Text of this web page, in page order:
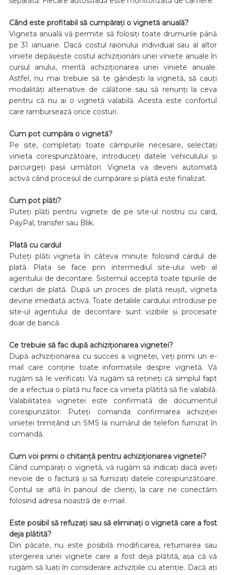
Când este profitabil să cumpărați o vignetă anuală?
Vigneta anuală vă permite să folosiți toate drumurile până
pe 31 ianuarie. Dacă costul raionului individual sau al altor
viniete depășește costul achiziționării unei viniete anuale în
cursul anului, merită achiziționarea unei viniete anuale.
Astfel, nu mai trebuie să te gândești la vignetă, să cauți
modalități alternative de călătorie sau să renunți la ceva
pentru că nu ai o vignetă valabilă. Acesta este confortul
care rambursează orice costuri.
Cum pot cumpăra o vignetă?
Pe site, completați toate câmpurile necesare, selectați
vinieta corespunzătoare, introduceți datele vehiculului și
parcurgeți pașii următori. Vigneta va deveni automată
activă când procesul de cumpărare și plată este finalizat.
Cum pot plăti?
Puteți plăti pentru vignete de pe site-ul nostru cu card,
PayPal, transfer sau Blik.
Plată cu cardul
Puteți plăti vigneta în câteva minute folosind cardul de
plată. Plata se face prin intermediul site-ului web al
agentului de decontare. Sistemul acceptă toate tipurile de
carduri de plată. După un proces de plată reușit, vigneta
devine imediată activă. Toate detaliile cardului introduse pe
site-ul agentului de decontare sunt vizibile și procesate
doar de bancă.
Ce trebuie să fac după achiziționarea vignetei?
După achiziționarea cu succes a vignetei, veți primi un e-
mail care conține toate informațiile despre vignetă. Vă
rugăm să le verificați. Vă rugăm să rețineți că simplul fapt
de a efectua o plată nu face ca vinieta plătită să fie valabilă.
Valabilitatea vignetei este confirmată de documentul
corespunzător. Puteți comanda confirmarea achiziției
vinietei trimițând un SMS la numărul de telefon furnizat în
comandă.
Cum voi primi o chitanță pentru achiziționarea vignetei?
Când cumpărați o vignetă, vă rugăm să indicați dacă aveți
nevoie de o factură și să furnizați datele corespunzătoare.
Contul se află în panoul de clienți, la care ne conectăm
folosind adresa noastră de e-mail.
Este posibil să refuzați sau să eliminați o vignetă care a fost
deja plătită?
Din păcate, nu este posibilă modificarea, returnarea sau
ștergerea unei vignete care a fost deja plătită, așa că vă
rugăm să luați în considerare achizițiile cu atenție. Dacă ați